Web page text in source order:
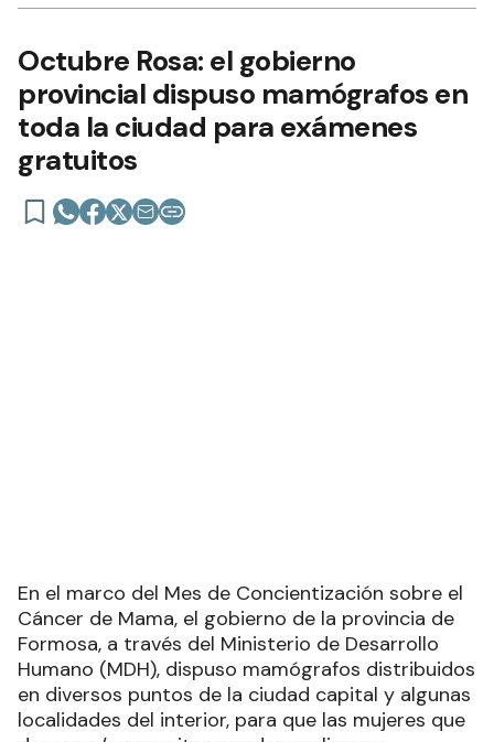
Añadir como fuente en
Octubre Rosa: el gobierno
provincial dispuso mamógrafos en
toda la ciudad para exámenes
gratuitos
En el marco del Mes de Concientización sobre el
Cáncer de Mama, el gobierno de la provincia de
Formosa, a través del Ministerio de Desarrollo
Humano (MDH), dispuso mamógrafos distribuidos
en diversos puntos de la ciudad capital y algunas